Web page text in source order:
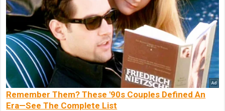
Remember Them? These '90s Couples Defined An
Era—See The Complete List